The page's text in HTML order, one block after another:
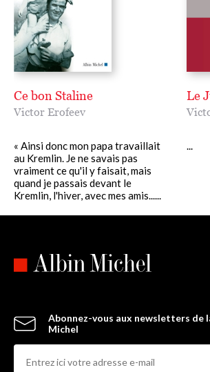
Ce bon Staline
Victor Erofeev
« Ainsi donc mon papa travaillait
au Kremlin. Je ne savais pas
vraiment ce qu'il y faisait, mais
quand je passais devant le
Kremlin, l'hiver, avec mes amis......
Le
...
Abonnez-vous aux newsletters de
Michel